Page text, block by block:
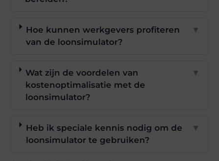
Hoe kunnen werkgevers profiteren
van de loonsimulator?
▼
Wat zijn de voordelen van
kostenoptimalisatie met de
loonsimulator?
▼
Heb ik speciale kennis nodig om de
loonsimulator te gebruiken?
▼